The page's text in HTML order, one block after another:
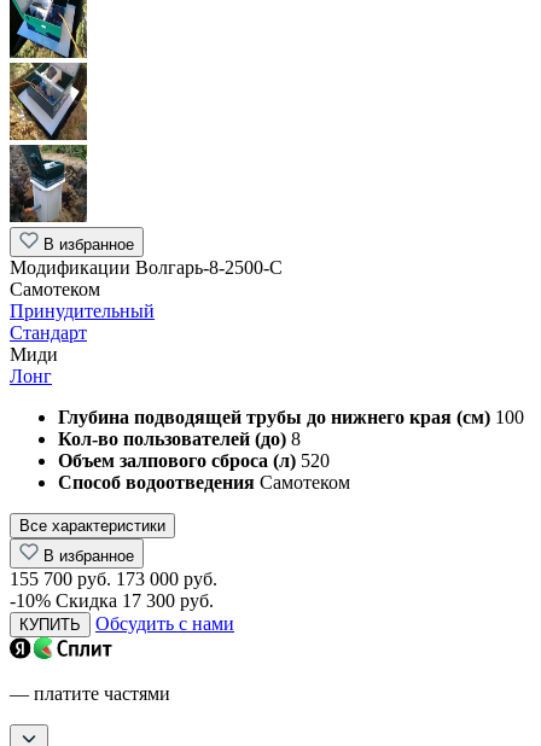
В избранное
Модификации Волгарь-8-2500-С
Самотеком
Принудительный
Стандарт
Миди
Лонг
Глубина подводящей трубы до нижнего края (см) 100
Кол-во пользователей (до) 8
Объем залпового сброса (л) 520
Способ водоотведения Самотеком
Все характеристики
В избранное
155 700 руб. 173 000 руб.
-10% Скидка 17 300 руб.
КУПИТЬ Обсудить с нами
— платите частями